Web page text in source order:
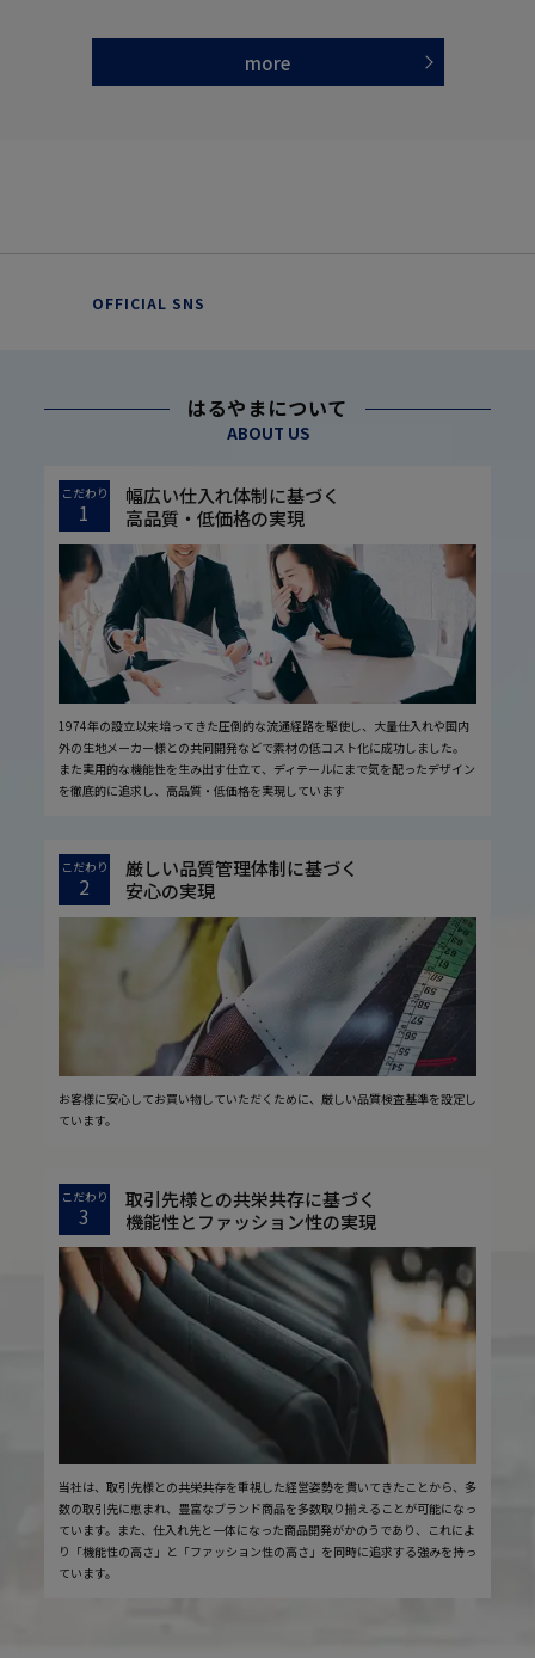
more
OFFICIAL SNS
はるやまについて
ABOUT US
こだわり
1
幅広い仕入れ体制に基づく
高品質・低価格の実現
1974年の設立以来培ってきた圧倒的な流通経路を駆使し、大量仕入れや国内
外の生地メーカー様との共同開発などで素材の低コスト化に成功しました。
また実用的な機能性を生み出す仕立て、ディテールにまで気を配ったデザイン
を徹底的に追求し、高品質・低価格を実現しています
こだわり
2
厳しい品質管理体制に基づく
安心の実現
お客様に安心してお買い物していただくために、厳しい品質検査基準を設定し
ています。
こだわり
3
取引先様との共栄共存に基づく
機能性とファッション性の実現
当社は、取引先様との共栄共存を重視した経営姿勢を貫いてきたことから、多
数の取引先に恵まれ、豊富なブランド商品を多数取り揃えることが可能になっ
ています。また、仕入れ先と一体になった商品開発がかのうであり、これによ
り「機能性の高さ」と「ファッション性の高さ」を同時に追求する強みを持っ
ています。